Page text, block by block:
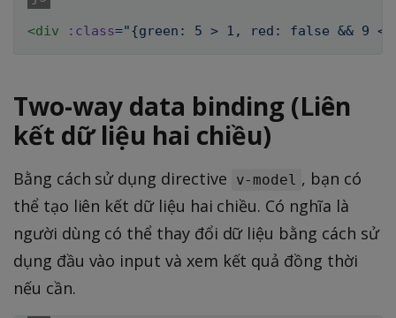
<div :class="{green: 5 > 1, red: false && 9 <
Two-way data binding (Liên
kết dữ liệu hai chiều)
Bằng cách sử dụng directive v-model , bạn có
thể tạo liên kết dữ liệu hai chiều. Có nghĩa là
người dùng có thể thay đổi dữ liệu bằng cách sử
dụng đầu vào input và xem kết quả đồng thời
nếu cần.